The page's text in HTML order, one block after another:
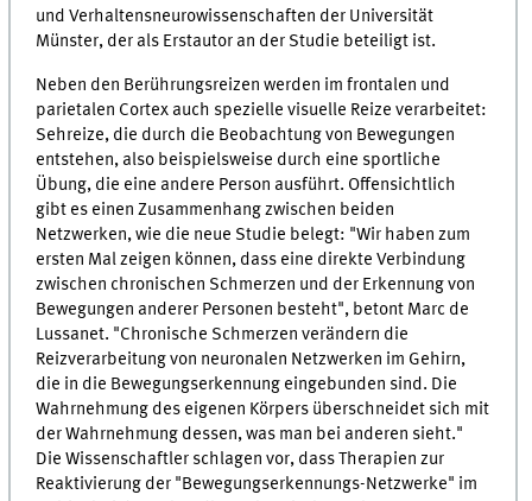
und Verhaltensneurowissenschaften der Universität
Münster, der als Erstautor an der Studie beteiligt ist.
Neben den Berührungsreizen werden im frontalen und
parietalen Cortex auch spezielle visuelle Reize verarbeitet:
Sehreize, die durch die Beobachtung von Bewegungen
entstehen, also beispielsweise durch eine sportliche
Übung, die eine andere Person ausführt. Offensichtlich
gibt es einen Zusammenhang zwischen beiden
Netzwerken, wie die neue Studie belegt: "Wir haben zum
ersten Mal zeigen können, dass eine direkte Verbindung
zwischen chronischen Schmerzen und der Erkennung von
Bewegungen anderer Personen besteht", betont Marc de
Lussanet. "Chronische Schmerzen verändern die
Reizverarbeitung von neuronalen Netzwerken im Gehirn,
die in die Bewegungserkennung eingebunden sind. Die
Wahrnehmung des eigenen Körpers überschneidet sich mit
der Wahrnehmung dessen, was man bei anderen sieht."
Die Wissenschaftler schlagen vor, dass Therapien zur
Reaktivierung der "Bewegungserkennungs-Netzwerke" im